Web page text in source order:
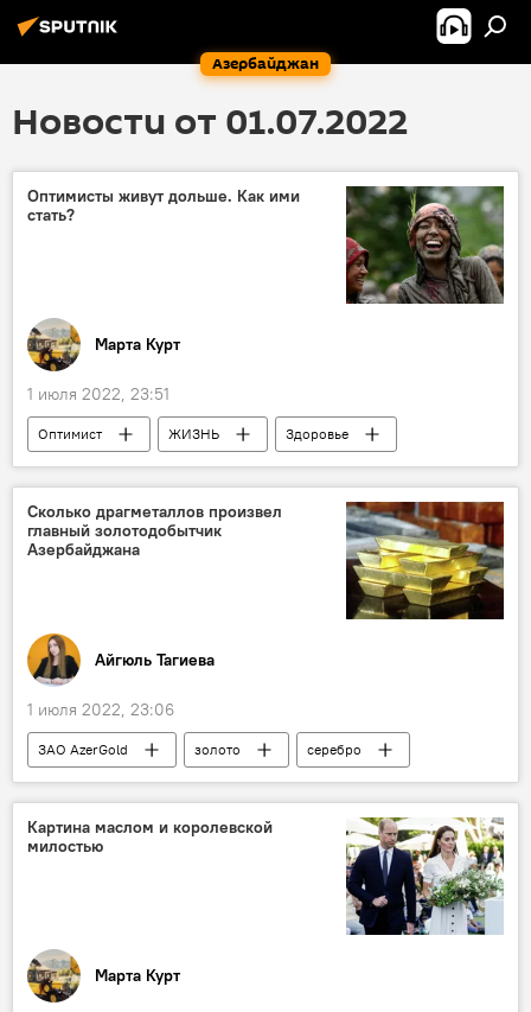
Азербайджан
Новости от 01.07.2022
Оптимисты живут дольше. Как ими
стать?
Марта Курт
1 июля 2022, 23:51
Оптимист ЖИЗНЬ
Здоровье
Колумнисты
Сколько драгметаллов произвел
главный золотодобытчик
Азербайджана
Айгюль Тагиева
1 июля 2022, 23:06
ЗАО AzerGold золото
серебро
производство
экспорт
добыча
Экономика
отчет Азербайджан
Картина маслом и королевской
милостью
Марта Курт